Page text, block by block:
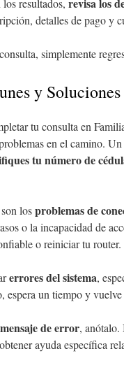
resultados,
detalles de pago y
simplemente
y Soluciones
tu consulta en
en el camino.
tu número de
losproblemas de
o la incapacidad de
o reiniciar tu router.
errores del sistema,
espera un tiempo y
mensaje de error,
ayuda específica